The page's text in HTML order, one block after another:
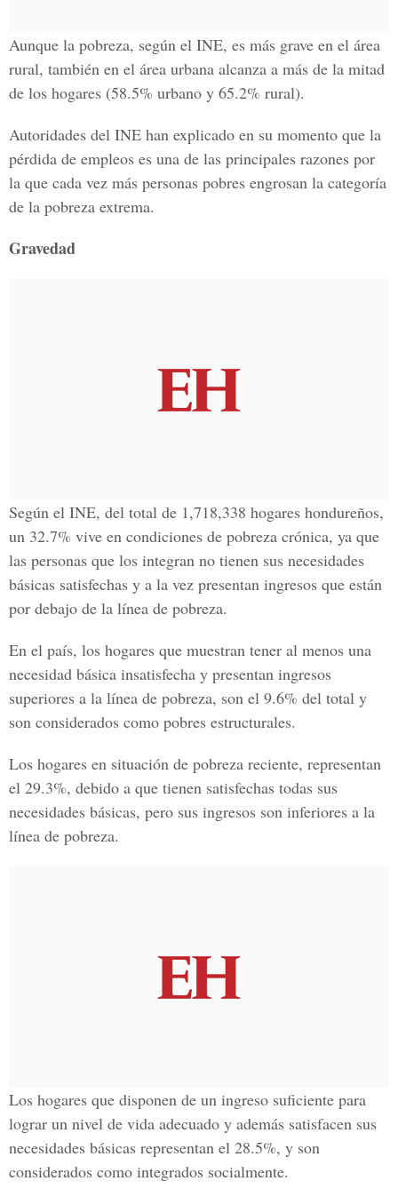
Aunque la pobreza, según el INE, es más grave en el área
rural, también en el área urbana alcanza a más de la mitad
de los hogares (58.5% urbano y 65.2% rural).
Autoridades del INE han explicado en su momento que la
pérdida de empleos es una de las principales razones por
la que cada vez más personas pobres engrosan la categoría
de la pobreza extrema.
Gravedad
Según el INE, del total de 1,718,338 hogares hondureños,
un 32.7% vive en condiciones de pobreza crónica, ya que
las personas que los integran no tienen sus necesidades
básicas satisfechas y a la vez presentan ingresos que están
por debajo de la línea de pobreza.
En el país, los hogares que muestran tener al menos una
necesidad básica insatisfecha y presentan ingresos
superiores a la línea de pobreza, son el 9.6% del total y
son considerados como pobres estructurales.
Los hogares en situación de pobreza reciente, representan
el 29.3%, debido a que tienen satisfechas todas sus
necesidades básicas, pero sus ingresos son inferiores a la
línea de pobreza.
Los hogares que disponen de un ingreso suficiente para
lograr un nivel de vida adecuado y además satisfacen sus
necesidades básicas representan el 28.5%, y son
considerados como integrados socialmente.